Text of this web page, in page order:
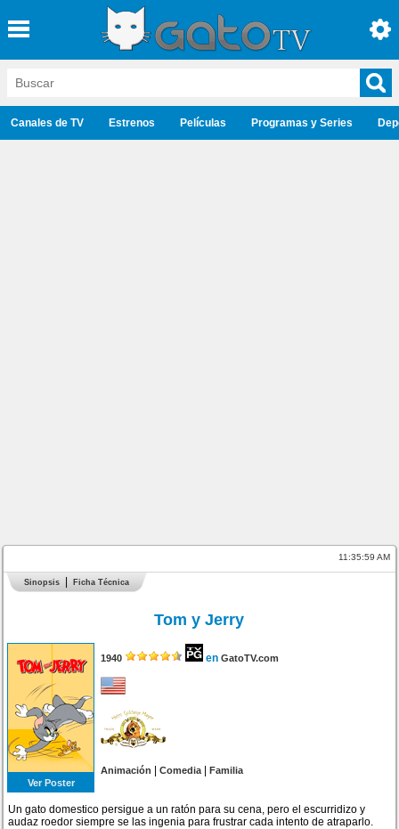
Canales de TV Estrenos Películas Programas y Series
11:35:59 AM
Sinopsis Ficha Técnica
Tom y Jerry
Ver Poster
1940 en GatoTV.com
Animación |Comedia|Familia
Un gato domestico persigue a un ratón para su cena, pero el escurridizo y
audaz roedor siempre se las ingenia para frustrar cada intento de atraparlo.